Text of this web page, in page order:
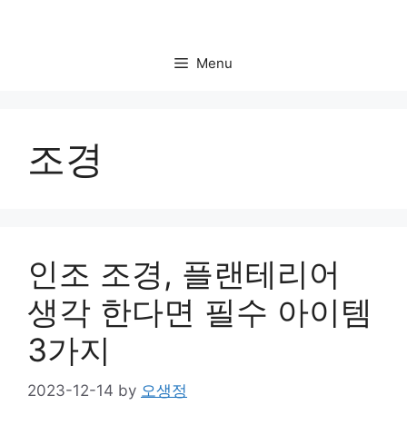
Menu
조경
인조 조경, 플랜테리어
생각 한다면 필수 아이템
3가지
2023-12-14 by 오생정